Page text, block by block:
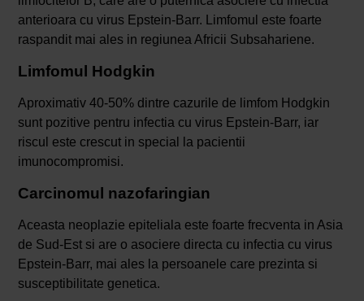
anterioara cu virus Epstein-Barr. Limfomul este foarte
raspandit mai ales in regiunea Africii Subsahariene.
Limfomul Hodgkin
Aproximativ 40-50% dintre cazurile de limfom Hodgkin
sunt pozitive pentru infectia cu virus Epstein-Barr, iar
riscul este crescut in special la pacientii
imunocompromisi.
Carcinomul nazofaringian
Aceasta neoplazie epiteliala este foarte frecventa in Asia
de Sud-Est si are o asociere directa cu infectia cu virus
Epstein-Barr, mai ales la persoanele care prezinta si
susceptibilitate genetica.